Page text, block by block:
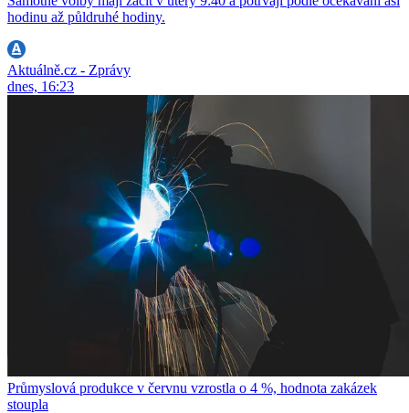
hodinu až půldruhé hodiny.
Aktuálně.cz - Zprávy
dnes, 16:23
Průmyslová produkce v červnu vzrostla o 4 %, hodnota zakázek
stoupla